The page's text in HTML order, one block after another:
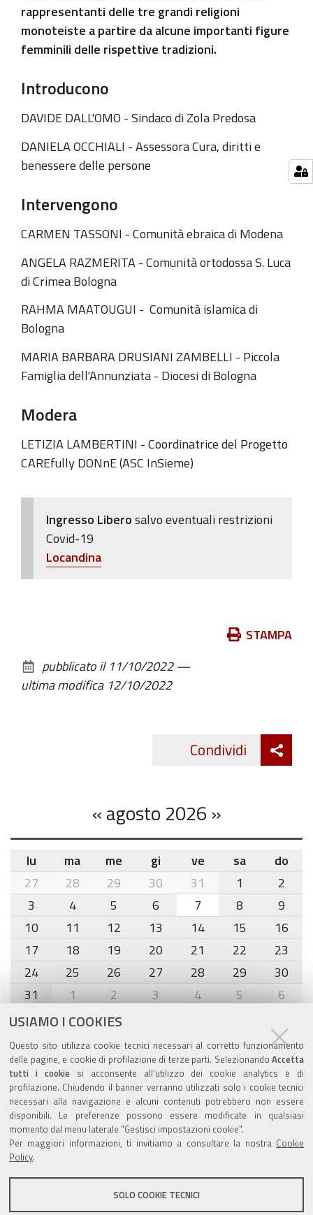
USIAMO I COOKIES
Questo sito utilizza cookie tecnici necessari al corretto funzionamento
delle pagine, e cookie di profilazione di terze parti. Selezionando Accetta
tutti i cookiesi acconsente all’utilizzo dei cookie analytics e di
profilazione. Chiudendo il banner verranno utilizzati solo i cookie tecnici
necessari alla navigazione e alcuni contenuti potrebbero non essere
disponibili. Le preferenze possono essere modificate in qualsiasi
momento dal menu laterale "Gestisci impostazioni cookie".
Per maggiori informazioni, ti invitiamo a consultare la nostra Cookie
Policy.
SOLO COOKIE TECNICI
rappresentanti delle tre grandi religioni
monoteiste a partire da alcune importanti figure
femminili delle rispettive tradizioni.
Introducono
DAVIDE DALL'OMO -Sindaco di Zola Predosa
DANIELA OCCHIALI -Assessora Cura, diritti e
benessere delle persone
Intervengono
CARMEN TASSONI -Comunità ebraica di Modena
ANGELA RAZMERITA -Comunità ortodossa S. Luca
di Crimea Bologna
RAHMA MAATOUGUI - Comunità islamica di
Bologna
MARIA BARBARA DRUSIANI ZAMBELLI - Piccola
Famiglia dell'Annunziata - Diocesi di Bologna
Modera
LETIZIA LAMBERTINI -Coordinatrice del Progetto
CAREfully DONnE (ASC InSieme)
Ingresso Liberosalvo eventuali restrizioni
Covid-19
Locandina
documento
STAMPA
pubblicato il 11/10/2022—
ultima modifica 12/10/2022
Condividi
«agosto 2026 »
month-
8
lu ma me gi ve sa
do
27
28 29 30 31 1
2
3
4 5 6 7 8
9
10
11 12 13 14 15
16
17
18 19 20 21 22
23
24
25 26 27 28 29
30
31
1 2 3 4 5 6
Agenda eventi
torna alla sezione
Valuta questo sito